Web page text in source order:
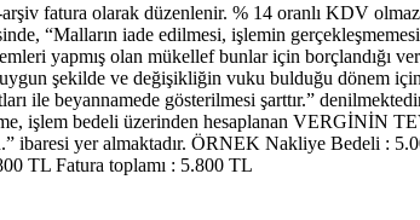
arşiv fatura olarak düzenlenir. % 14 oranlı KDV
“Malların iade edilmesi, işlemin
yapmış olan mükellef bunlar için borçlandığı
şekilde ve değişikliğin vuku bulduğu dönem
ile beyannamede gösterilmesi şarttır.”
işlem bedeli üzerinden hesaplanan
ibaresi yer almaktadır. ÖRNEK Nakliye Bedeli :
TL Fatura toplamı : 5.800 TL